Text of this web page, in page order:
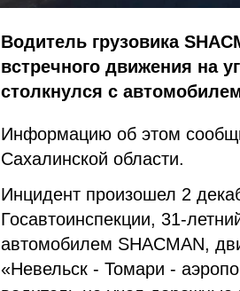
Водитель грузовика
встречного движения на
столкнулся с
Информацию об этом
Сахалинской области.
Инцидент произошел 2
Госавтоинспекции, 31-
автомобилем SHACMAN,
«Невельск - Томари -